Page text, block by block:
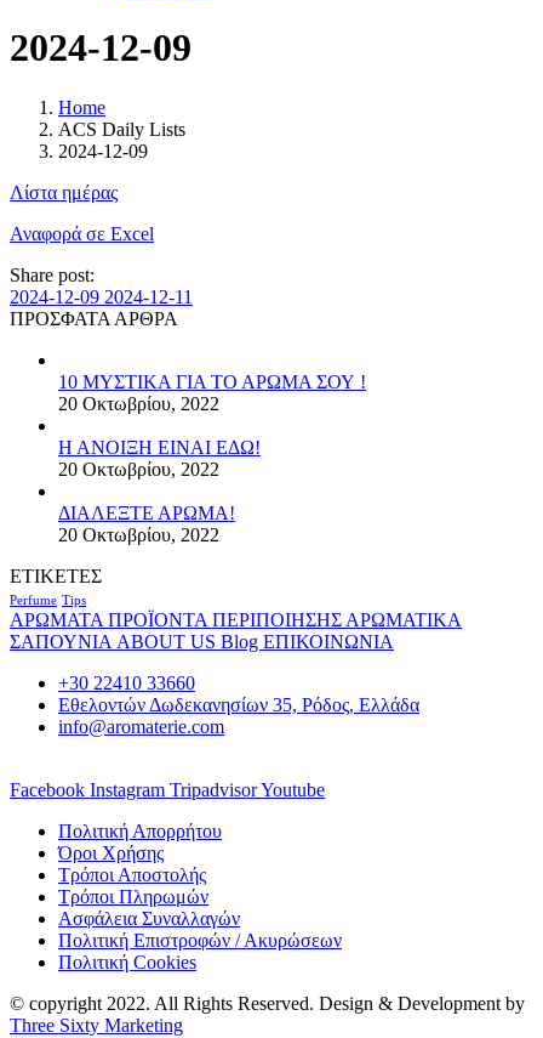
2024-12-09
Home
ACS Daily Lists
2024-12-09
Λίστα ημέρας
Αναφορά σε Excel
Share post:
2024-12-09 2024-12-11
ΠΡΟΣΦΑΤΑ ΑΡΘΡΑ
10 ΜΥΣΤΙΚΑ ΓΙΑ ΤΟ ΑΡΩΜΑ ΣΟΥ !
20 Οκτωβρίου, 2022
Η ΑΝΟΙΞΗ ΕΙΝΑΙ ΕΔΩ!
20 Οκτωβρίου, 2022
ΔΙΑΛΕΞΤΕ ΑΡΩΜΑ!
20 Οκτωβρίου, 2022
ΕΤΙΚΕΤΕΣ
Perfume Tips
ΑΡΩΜΑΤΑ ΠΡΟΪΟΝΤΑ ΠΕΡΙΠΟΙΗΣΗΣ ΑΡΩΜΑΤΙΚΑ
ΣΑΠΟΥΝΙΑ ABOUT US Blog ΕΠΙΚΟΙΝΩΝΙΑ
+30 22410 33660
Εθελοντών Δωδεκανησίων 35, Ρόδος, Ελλάδα
info@aromaterie.com
Facebook Instagram TripadvisorYoutube
Πολιτική Απορρήτου
Όροι Χρήσης
Τρόποι Αποστολής
Τρόποι Πληρωμών
Ασφάλεια Συναλλαγών
Πολιτική Επιστροφών / Ακυρώσεων
Πολιτική Cookies
© copyright 2022. All Rights Reserved. Design & Development by
Three Sixty Marketing